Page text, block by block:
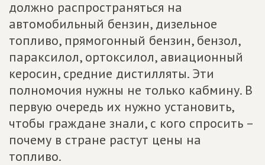
должно распространяться на
автомобильный бензин, дизельное
топливо, прямогонный бензин, бензол,
параксилол, ортоксилол, авиационный
керосин, средние дистилляты. Эти
полномочия нужны не только кабмину. В
первую очередь их нужно установить,
чтобы граждане знали, с кого спросить –
почему в стране растут цены на
топливо.